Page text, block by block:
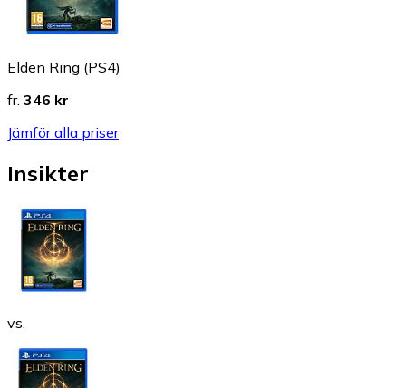
Elden Ring (PS4)
fr. 346 kr
Jämför alla priser
Insikter
vs.